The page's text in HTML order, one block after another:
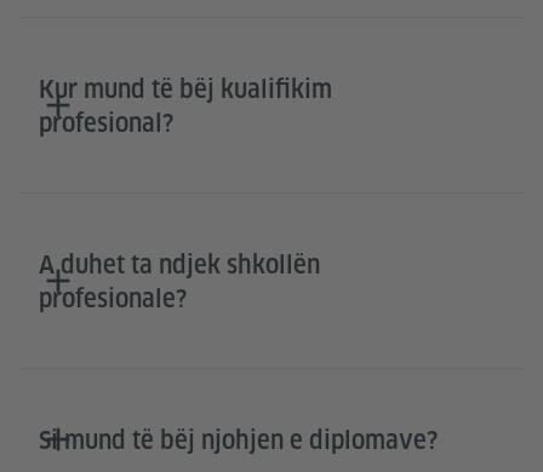
Kur mund të bëj kualifikim
profesional?
A duhet ta ndjek shkollën
profesionale?
Si mund të bëj njohjen e diplomave?